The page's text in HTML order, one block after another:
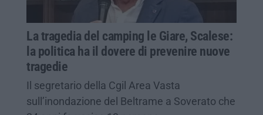
La tragedia del camping le Giare, Scalese:
la politica ha il dovere di prevenire nuove
tragedie
Il segretario della Cgil Area Vasta
sull’inondazione del Beltrame a Soverato che